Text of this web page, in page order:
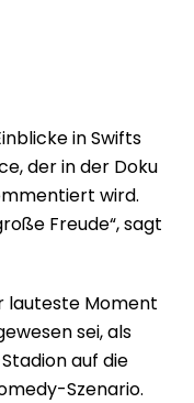
in Swifts
der in der Doku
wird.
Freude“, sagt
lauteste Moment
sei, als
auf die
Szenario.